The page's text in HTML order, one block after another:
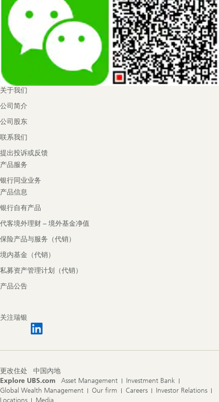
关于我们
公司简介
公司股东
联系我们
提出投诉或反馈
产品服务
银行同业业务
产品信息
银行自有产品
代客境外理财 – 境外基金净值
保险产品与服务（代销）
境内基金（代销）
私募资产管理计划（代销）
产品公告
关注瑞银
更改住处
中国內地
Explore UBS.com
Asset Management
Investment Bank
Global Wealth Management
Our firm Careers
Investor Relations
Locations
Media